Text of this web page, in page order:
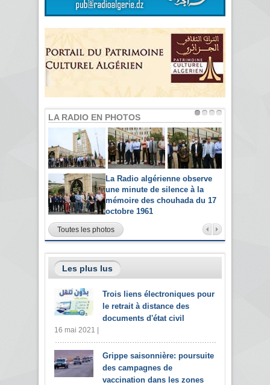
LA RADIO EN PHOTOS
La Radio algérienne observe
une minute de silence à la
mémoire des chouhada du 17
octobre 1961
Toutes les photos
Les plus lus
Trois liens électroniques pour
le retrait à distance des
documents d'état civil
16 mai 2021 |
Grippe saisonnière: poursuite
des campagnes de
vaccination dans les zones